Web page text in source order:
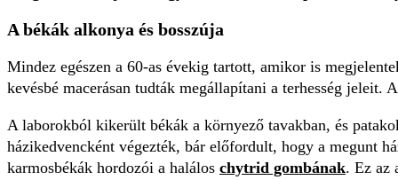
A békák alkonya és bosszúja
Mindez egészen a 60-as évekig tartott, amikor is
kevésbé macerásan tudták megállapítani a terhesség
A laborokból kikerült békák a környező tavakban, és
házikedvencként végezték, bár előfordult, hogy a megunt
karmosbékák hordozói a halálos chytrid gombának. Ez az